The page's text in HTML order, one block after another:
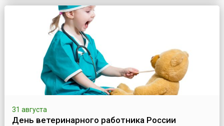
Праздник установили по инициативе медицинских
коллективов и Совета Федерации профсоюзов
Таджикистана, а в 1995 году парламент Республик...
31 августа
День ветеринарного работника России